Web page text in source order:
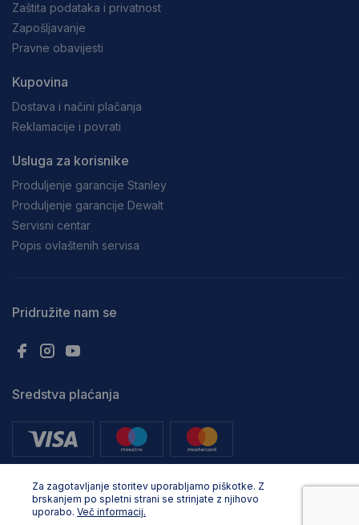
Za zagotavljanje storitev uporabljamo piškotke. Z
brskanjem po spletni strani se strinjate z njihovo
uporabo. Več informacij.
Zaštita podataka i privatnost
Zapošljavanje
Pravne obavijesti
Kupovina
Dostava i načini plačanja
Reklamacije i povrati
Usluga za korisnike
Produljenje garancije Stanley
Produljenje garancije Dewalt
Servisni centar
Popis ovlaštenih servisa
Pridružite nam se
Sredstva plaćanja
Sva prava pridržana. © Adria Profix d.o.o. 2025, Oblikovanje in razvoj: